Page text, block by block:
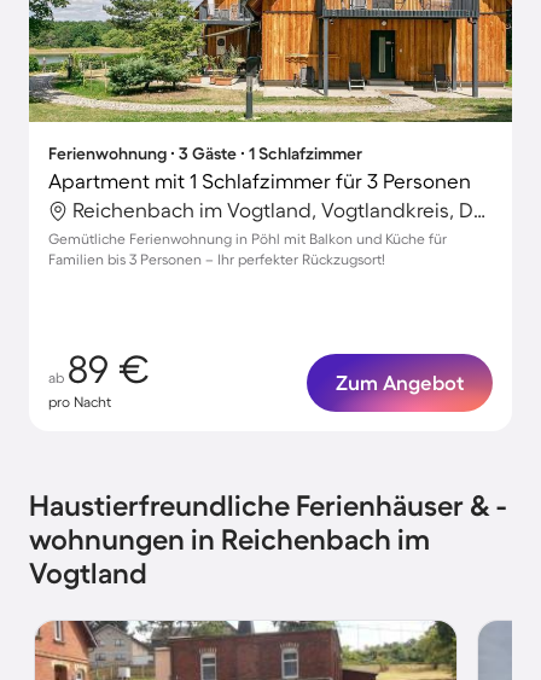
Ferienwohnung ∙ 3 Gäste ∙ 1 Schlafzimmer
Apartment mit 1 Schlafzimmer für 3 Personen
Reichenbach im Vogtland, Vogtlandkreis, Deutschland
Gemütliche Ferienwohnung in Pöhl mit Balkon und Küche für
Familien bis 3 Personen – Ihr perfekter Rückzugsort!
ab 89 €
pro Nacht
Zum Angebot
Haustierfreundliche Ferienhäuser & -
wohnungen in Reichenbach im
Vogtland